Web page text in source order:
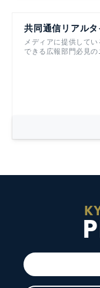
共同通信リアル
メディアに提供して
できる広報部門必見